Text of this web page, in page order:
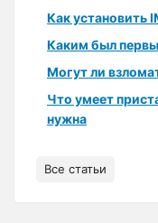
Как установить
Каким был
Могут ли
Что умеет
нужна
Все статьи